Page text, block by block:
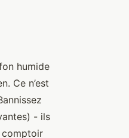
humide
Ce n’est
- ils
comptoir